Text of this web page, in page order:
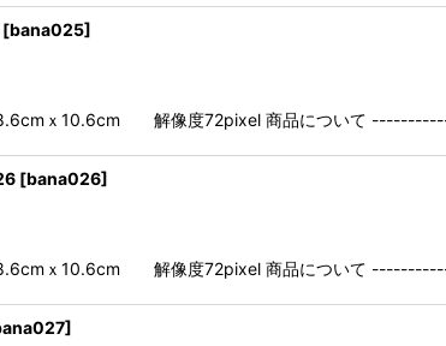
[bana025]
ｘ10.6cm 解像度72pixel 商品について ------------
[bana026]
ｘ10.6cm 解像度72pixel 商品について ------------
]